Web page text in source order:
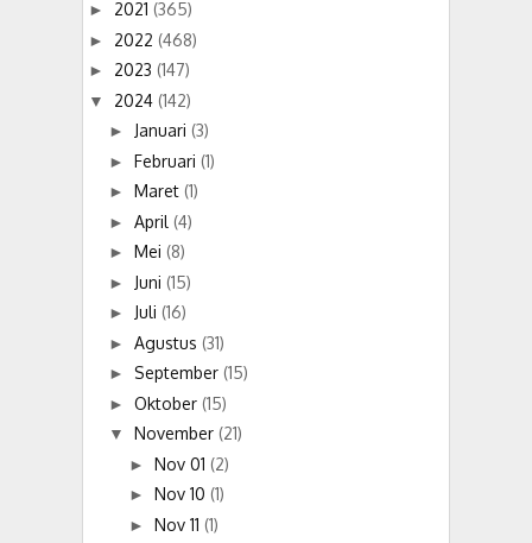
► 2021 (365)
► 2022 (468)
► 2023 (147)
▼ 2024 (142)
► Januari (3)
► Februari (1)
► Maret (1)
► April (4)
► Mei (8)
► Juni (15)
► Juli (16)
► Agustus (31)
► September (15)
► Oktober (15)
▼ November (21)
► Nov 01 (2)
► Nov 10 (1)
► Nov 11 (1)